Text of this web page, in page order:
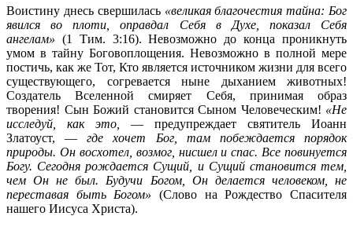
Воистину днесь свершилась «великая благочестия тайна: Бог
явился во плоти, оправдал Себя в Духе, показал Себя
ангелам» (1 Тим. 3:16). Невозможно до конца проникнуть
умом в тайну Боговоплощения. Невозможно в полной мере
постичь, как же Тот, Кто является источником жизни для всего
существующего, согревается ныне дыханием животных!
Создатель Вселенной смиряет Себя, принимая образ
творения! Сын Божий становится Сыном Человеческим! «Не
исследуй, как это,
— предупреждает святитель Иоанн
Златоуст, —
где хочет Бог, там побеждается порядок
природы. Он восхотел, возмог, нисшел и спас. Все повинуется
Богу. Сегодня рождается Сущий, и Сущий становится тем,
чем Он не был. Будучи Богом, Он делается человеком, не
переставая быть Богом»
(Слово на Рождество Спасителя
нашего Иисуса Христа).